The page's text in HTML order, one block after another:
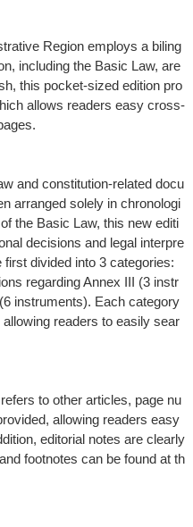
Region employs a biling
including the Basic Law, are
this pocket-sized edition pro
allows readers easy cross-
and constitution-related docu
arranged solely in chronologi
the Basic Law, this new editi
decisions and legal interpre
divided into 3 categories:
regarding Annex III (3 instr
instruments). Each category
readers to easily sear
to other articles, page nu
allowing readers easy
editorial notes are clearly
footnotes can be found at th